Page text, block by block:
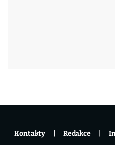
Kontakty Redakce